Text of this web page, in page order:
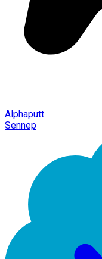
Alphaputt
Sennep